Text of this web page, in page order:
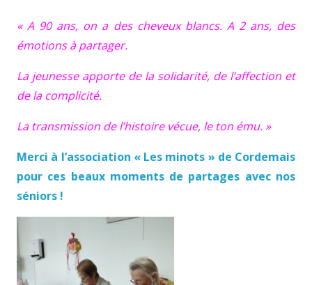
« A 90 ans, on a des cheveux blancs. A 2 ans, des
émotions à partager.
La jeunesse apporte de la solidarité, de l’affection et
de la complicité.
La transmission de l’histoire vécue, le ton ému. »
Merci à l’association « Les minots » de Cordemais
pour ces beaux moments de partages avec nos
séniors !